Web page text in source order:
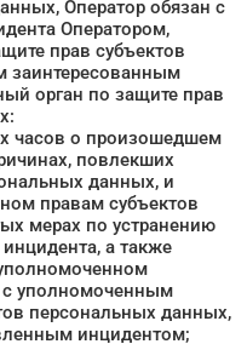
Оператор обязан с
Оператором,
прав субъектов
заинтересованным
орган по защите прав
часов о произошедшем
повлекших
данных, и
правам субъектов
мерах по устранению
а также
с уполномоченным
персональных данных,
инцидентом;